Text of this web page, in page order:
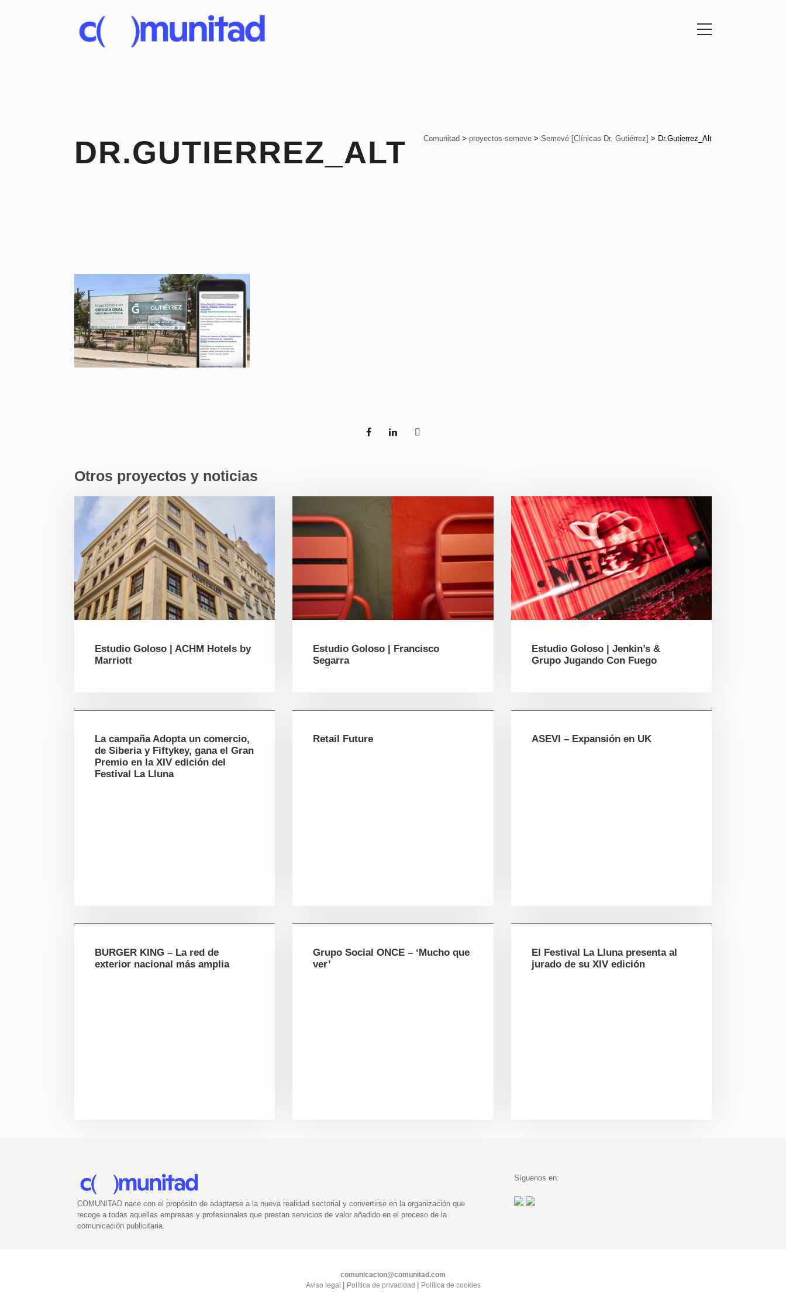
Comunitad > proyectos-semeve > Semevé [Clínicas Dr. Gutiérrez] > Dr.Gutierrez_Alt
DR.GUTIERREZ_ALT
Otros proyectos y noticias
Estudio Goloso | ACHM Hotels by
Marriott
Estudio Goloso | Francisco
Segarra
Estudio Goloso | Jenkin’s &
Grupo Jugando Con Fuego
La campaña Adopta un comercio,
de Siberia y Fiftykey, gana el Gran
Premio en la XIV edición del
Festival La Lluna
Retail Future ASEVI – Expansión en UK
BURGER KING – La red de
exterior nacional más amplia
Grupo Social ONCE – ‘Mucho que
ver’
El Festival La Lluna presenta al
jurado de su XIV edición
COMUNITAD nace con el propósito de adaptarse a la nueva realidad sectorial y convertirse en la organización que
recoge a todas aquellas empresas y profesionales que prestan servicios de valor añadido en el proceso de la
comunicación publicitaria.
Síguenos en:
comunicacion@comunitad.com
Aviso legal | Política de privacidad | Política de cookies